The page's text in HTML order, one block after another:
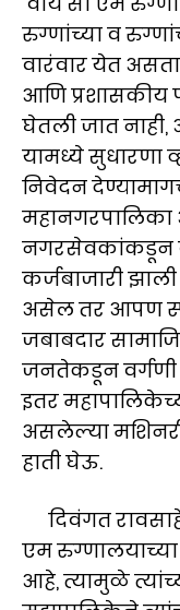
रुग्णांच्या व
वारंवार येत
आणि प्रशासकीय
घेतली जात नाही,
यामध्ये सुधारणा
निवेदन
नगरसेवकांकडून
कर्जबाजारी
असेल तर आपण
जबाबदार
जनतेकडून
इतर
असलेल्या
हाती घेऊ.
दिवंगत
एम
आहे, त्यामुळे